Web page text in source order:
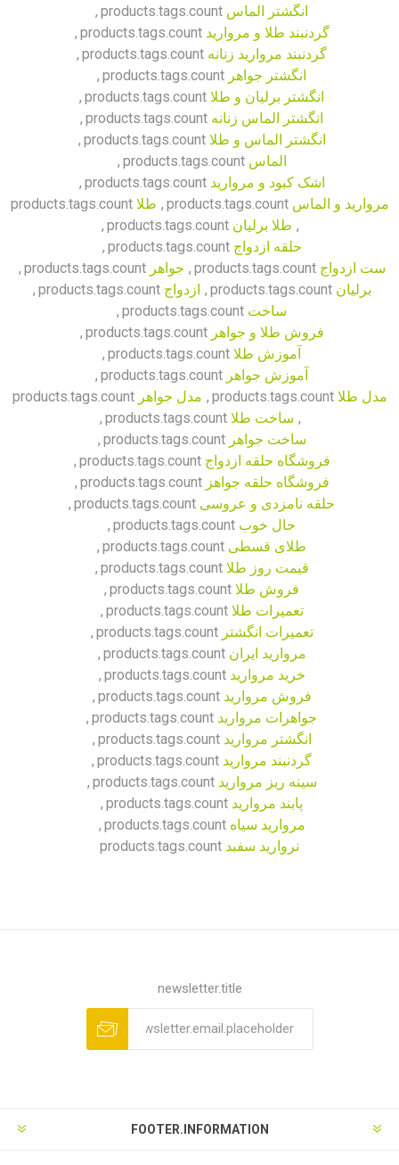
انگشتر الماس products.tags.count
,
گردنبند طلا و مروارید products.tags.count
,
گردنبند مروارید زنانه products.tags.count
,
انگشتر جواهر products.tags.count
,
انگشتر برلیان و طلا products.tags.count
,
انگشتر الماس زنانه products.tags.count
,
انگشتر الماس و طلا products.tags.count
,
الماس products.tags.count
,
اشک کبود و مروارید products.tags.count
,
مروارید و الماس products.tags.count
, طلا products.tags.count
, طلا برلیان products.tags.count
,
حلقه ازدواج products.tags.count
,
ست ازدواج products.tags.count
, جواهر products.tags.count
,
برلیان products.tags.count
, ازدواج products.tags.count
,
ساخت products.tags.count
,
فروش طلا و جواهر products.tags.count
,
آموزش طلا products.tags.count
,
آموزش جواهر products.tags.count
,
مدل طلا products.tags.count
, مدل جواهر products.tags.count
, ساخت طلا products.tags.count
,
ساخت جواهر products.tags.count
,
فروشگاه حلقه ازدواج products.tags.count
,
فروشگاه حلقه جواهز products.tags.count
,
حلقه نامزدی و عروسی products.tags.count
,
حال خوب products.tags.count
,
طلای قسطی products.tags.count
,
قیمت روز طلا products.tags.count
,
فروش طلا products.tags.count
,
تعمیرات طلا products.tags.count
,
تعمیرات انگشتر products.tags.count
,
مروارید ایران products.tags.count
,
خرید مروارید products.tags.count
,
فروش مروارید products.tags.count
,
جواهرات مروارید products.tags.count
,
انگشتر مروارید products.tags.count
,
گردنبند مروارید products.tags.count
,
سینه ریز مروارید products.tags.count
,
پابند مروارید products.tags.count
,
مروارید سیاه products.tags.count
,
نروارید سفبد products.tags.count
newsletter.title
FOOTER.INFORMATION